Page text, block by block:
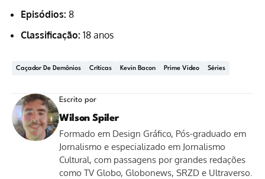
Episódios: 8
Classificação: 18 anos
Caçador De Demônios Críticas Kevin Bacon Prime Video Séries
Escrito por
Wilson Spiler
Formado em Design Gráfico, Pós-graduado em
Jornalismo e especializado em Jornalismo
Cultural, com passagens por grandes redações
como TV Globo, Globonews, SRZD e Ultraverso.